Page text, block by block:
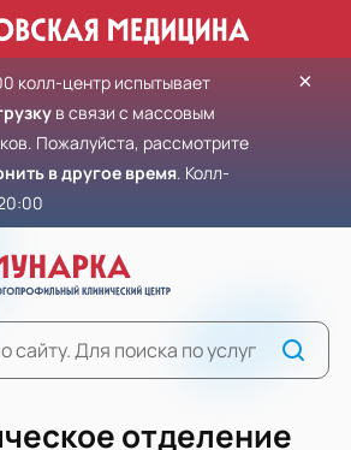
колл-центр испытывает
в связи с массовым
Пожалуйста, рассмотрите
в другое время. Колл-
×
отделение